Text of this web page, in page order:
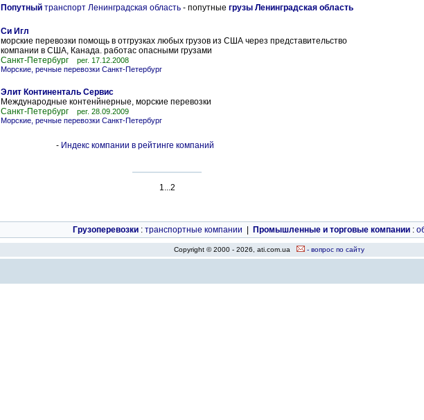
Попутный транспорт Ленинградская область - попутные грузы Ленинградская область
Си Игл
морские перевозки помощь в отгрузках любых грузов из США через представительство
компании в США, Канада. работас опасными грузами
Санкт-Петербург
рег. 17.12.2008
Морские, речные перевозки Санкт-Петербург
Элит Континенталь Сервис
Международные контенйнерные, морские перевозки
Санкт-Петербург
рег. 28.09.2009
Морские, речные перевозки Санкт-Петербург
- Индекс компании в рейтинге компаний
1...2
Грузоперевозки : транспортные компании Промышленные и торговые компании :
Copyright © 2000 - 2026, ati.com.ua - вопрос по сайту